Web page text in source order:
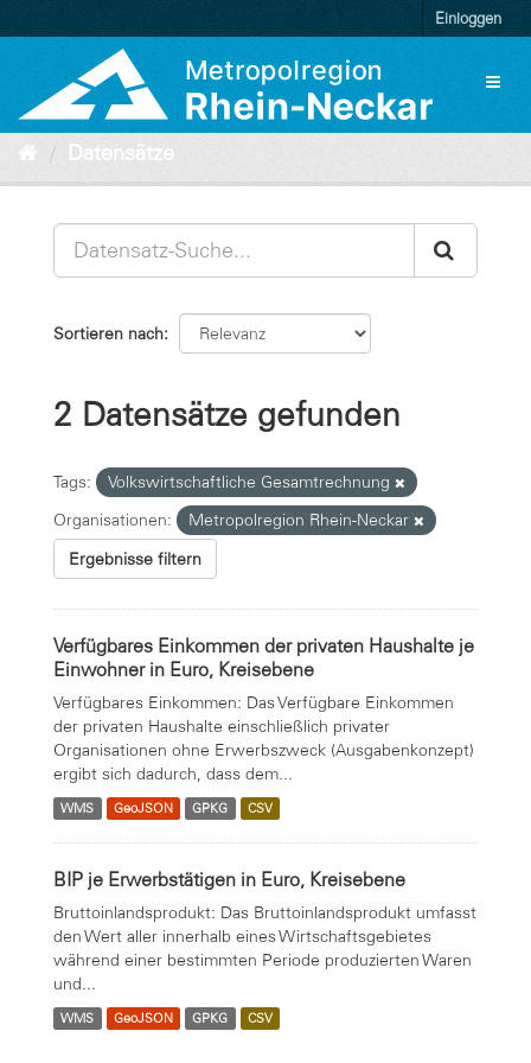
zum
Einloggen
Datensätze
Sortieren nach
2 Datensätze gefunden
Tags:
Volkswirtschaftliche Gesamtrechnung
Organisationen:
Metropolregion Rhein-Neckar
Ergebnisse filtern
Verfügbares Einkommen der privaten Haushalte je
Einwohner in Euro, Kreisebene
Verfügbares Einkommen: Das Verfügbare Einkommen
der privaten Haushalte einschließlich privater
Organisationen ohne Erwerbszweck (Ausgabenkonzept)
ergibt sich dadurch, dass dem...
WMS GeoJSON GPKG CSV
BIP je Erwerbstätigen in Euro, Kreisebene
Bruttoinlandsprodukt: Das Bruttoinlandsprodukt umfasst
den Wert aller innerhalb eines Wirtschaftsgebietes
während einer bestimmten Periode produzierten Waren
und...
WMS GeoJSON GPKG CSV